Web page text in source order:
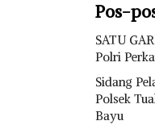
Pos-
SATU
Polri
Sidang
Polsek
Bayu